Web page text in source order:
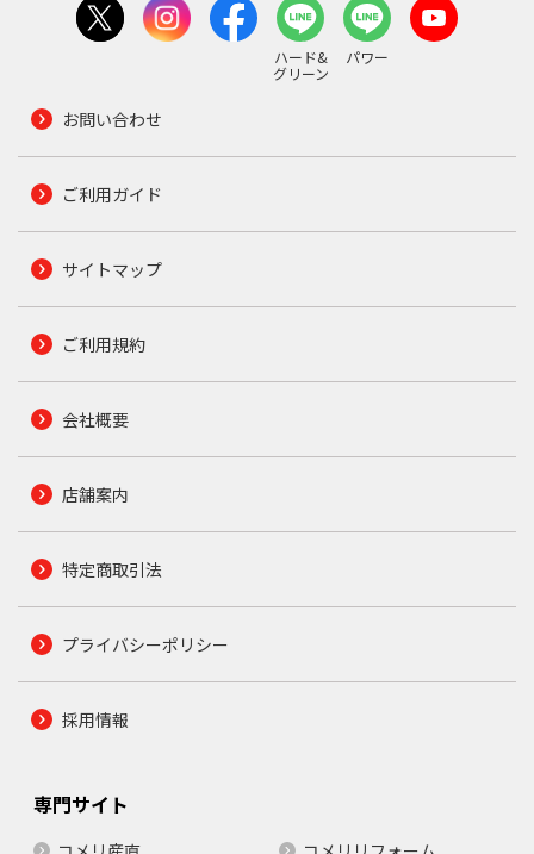
ハード&
グリーン
パワー
お問い合わせ
ご利用ガイド
サイトマップ
ご利用規約
会社概要
店舗案内
特定商取引法
プライバシーポリシー
採用情報
専門サイト